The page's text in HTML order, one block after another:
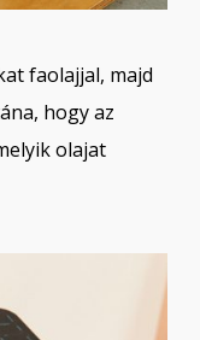
faolajjal, majd
hogy az
olajat